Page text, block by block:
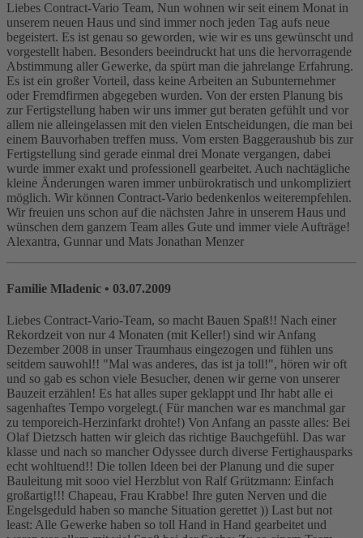
Liebes Contract-Vario Team, Nun wohnen wir seit einem Monat in
unserem neuen Haus und sind immer noch jeden Tag aufs neue
begeistert. Es ist genau so geworden, wie wir es uns gewünscht und
vorgestellt haben. Besonders beeindruckt hat uns die hervorragende
Abstimmung aller Gewerke, da spürt man die jahrelange Erfahrung.
Es ist ein großer Vorteil, dass keine Arbeiten an Subunternehmer
oder Fremdfirmen abgegeben wurden. Von der ersten Planung bis
zur Fertigstellung haben wir uns immer gut beraten gefühlt und vor
allem nie alleingelassen mit den vielen Entscheidungen, die man bei
einem Bauvorhaben treffen muss. Vom ersten Baggeraushub bis zur
Fertigstellung sind gerade einmal drei Monate vergangen, dabei
wurde immer exakt und professionell gearbeitet. Auch nachtägliche
kleine Änderungen waren immer unbürokratisch und unkompliziert
möglich. Wir können Contract-Vario bedenkenlos weiterempfehlen.
Wir freuien uns schon auf die nächsten Jahre in unserem Haus und
wünschen dem ganzem Team alles Gute und immer viele Aufträge!
Alexantra, Gunnar und Mats Jonathan Menzer
Familie Mladenic • 03.07.2009
Liebes Contract-Vario-Team, so macht Bauen Spaß!! Nach einer
Rekordzeit von nur 4 Monaten (mit Keller!) sind wir Anfang
Dezember 2008 in unser Traumhaus eingezogen und fühlen uns
seitdem sauwohl!! "Mal was anderes, das ist ja toll!", hören wir oft
und so gab es schon viele Besucher, denen wir gerne von unserer
Bauzeit erzählen! Es hat alles super geklappt und Ihr habt alle ei
sagenhaftes Tempo vorgelegt.( Für manchen war es manchmal gar
zu temporeich-Herzinfarkt drohte!) Von Anfang an passte alles: Bei
Olaf Dietzsch hatten wir gleich das richtige Bauchgefühl. Das war
klasse und nach so mancher Odyssee durch diverse Fertighausparks
echt wohltuend!! Die tollen Ideen bei der Planung und die super
Bauleitung mit sooo viel Herzblut von Ralf Grützmann: Einfach
großartig!!! Chapeau, Frau Krabbe! Ihre guten Nerven und die
Engelsgeduld haben so manche Situation gerettet )) Last but not
least: Alle Gewerke haben so toll Hand in Hand gearbeitet und